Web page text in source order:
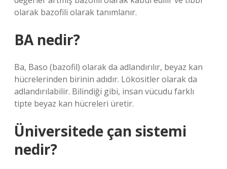
olarak bazofili olarak tanımlanır.
BA nedir?
Ba, Baso (bazofil) olarak da adlandırılır, beyaz kan
hücrelerinden birinin adıdır. Lökositler olarak da
adlandırılabilir. Bilindiği gibi, insan vücudu farklı
tipte beyaz kan hücreleri üretir.
Üniversitede çan sistemi
nedir?